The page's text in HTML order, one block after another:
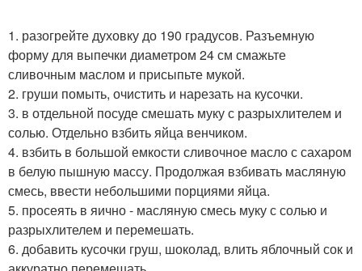
1. разогрейте духовку до 190 градусов. Разъемную
форму для выпечки диаметром 24 см смажьте
сливочным маслом и присыпьте мукой.
2. груши помыть, очистить и нарезать на кусочки.
3. в отдельной посуде смешать муку с разрыхлителем и
солью. Отдельно взбить яйца венчиком.
4. взбить в большой емкости сливочное масло с сахаром
в белую пышную массу. Продолжая взбивать масляную
смесь, ввести небольшими порциями яйца.
5. просеять в яично - масляную смесь муку с солью и
разрыхлителем и перемешать.
6. добавить кусочки груш, шоколад, влить яблочный сок и